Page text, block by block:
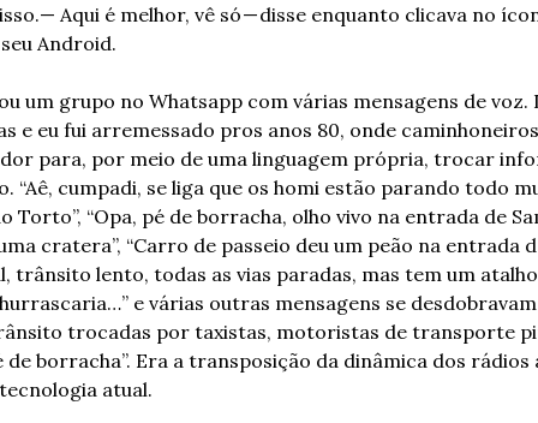
— Aqui é melhor, vê só — disse enquanto clicava no
Android.
um grupo no Whatsapp com várias mensagens de voz.
e eu fui arremessado pros anos 80, onde
para, por meio de uma linguagem própria, trocar
“Aê, cumpadi, se liga que os homi estão parando todo
Torto”, “Opa, pé de borracha, olho vivo na entrada de
cratera”, “Carro de passeio deu um peão na entrada
trânsito lento, todas as vias paradas, mas tem um
e várias outras mensagens se
trocadas por taxistas, motoristas de transporte
de borracha”. Era a transposição da dinâmica dos rádios
atual.